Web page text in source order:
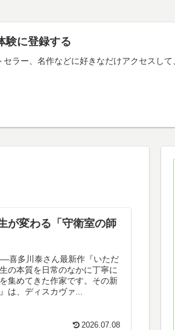
験に登録する
ラー、名作などに好きなだけアクセスし
が変わる「守衛室の師
喜多川泰さん最新作『いただ
の本質を日常のなかに丁寧に
集めてきた作家です。その新
は、ディスカヴァ...
2026.07.08